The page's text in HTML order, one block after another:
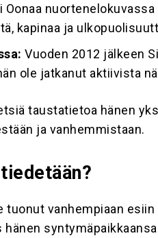
Oonaa nuortenelokuvassa
kapinaa ja
Vuoden 2012 jälkeen
ole jatkanut aktiivista
taustatietoa hänen
ja vanhemmistaan.
tuonut vanhempiaan